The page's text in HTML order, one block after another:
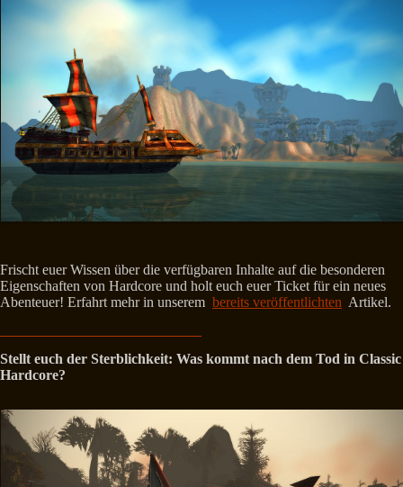
Frischt euer Wissen über die verfügbaren Inhalte auf die besonderen
Eigenschaften von Hardcore und holt euch euer Ticket für ein neues
Abenteuer! Erfahrt mehr in unserem bereits veröffentlichten Artikel.
Stellt euch der Sterblichkeit: Was kommt nach dem Tod in Classic
Hardcore?